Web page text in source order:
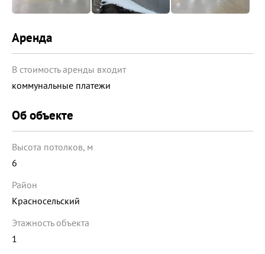
Аренда
В стоимость аренды входит
коммунальные платежи
Об объекте
Высота потолков, м
6
Район
Красносельский
Этажность объекта
1